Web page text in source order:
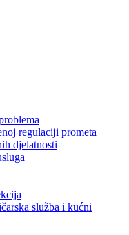
regulaciji prometa
djelatnosti
služba i kućni